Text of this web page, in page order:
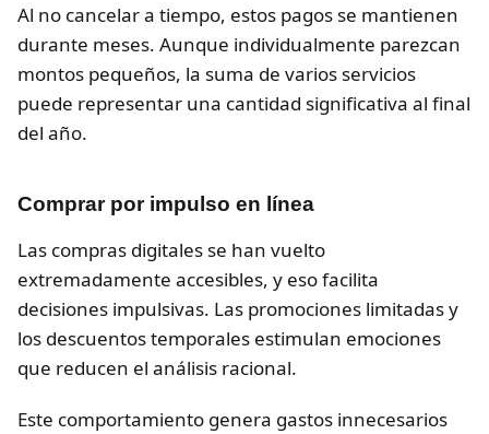
Al no cancelar a tiempo, estos pagos se mantienen
durante meses. Aunque individualmente parezcan
montos pequeños, la suma de varios servicios
puede representar una cantidad significativa al final
del año.
Comprar por impulso en línea
Las compras digitales se han vuelto
extremadamente accesibles, y eso facilita
decisiones impulsivas. Las promociones limitadas y
los descuentos temporales estimulan emociones
que reducen el análisis racional.
Este comportamiento genera gastos innecesarios